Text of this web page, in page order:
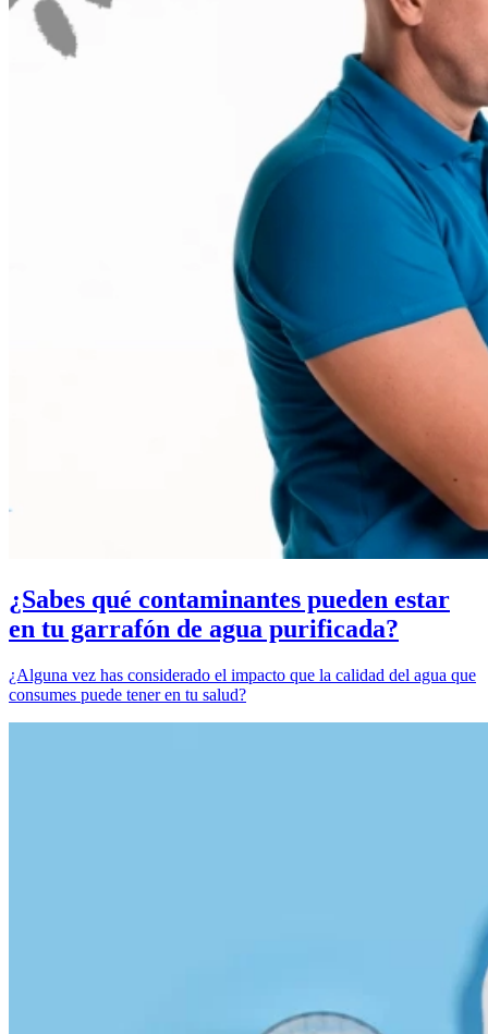
¿Sabes qué contaminantes pueden estar
en tu garrafón de agua purificada?
¿Alguna vez has considerado el impacto que la calidad del agua que
consumes puede tener en tu salud?